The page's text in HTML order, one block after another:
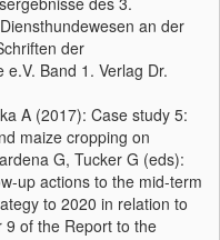
an der
der
Band 1. Verlag Dr.
A (2017): Case study 5:
maize cropping on
G, Tucker G (eds):
up actions to the mid-term
to 2020 in relation to
9 of the Report to the